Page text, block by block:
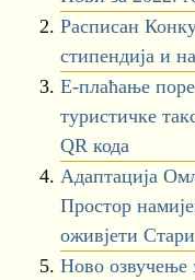
Расписан
стипендија и
Е-плаћање
туристичке
QR кода
Адаптација
Простор
оживјети
Ново озвучење